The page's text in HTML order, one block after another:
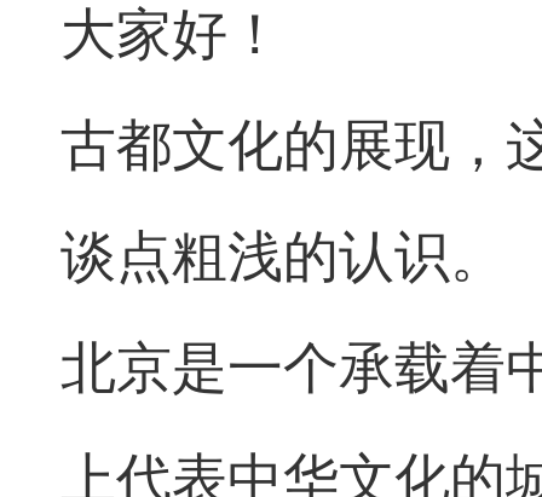
大家好！
古都文化的展现，
谈点粗浅的认识。
北京是一个承载着
上代表中华文化